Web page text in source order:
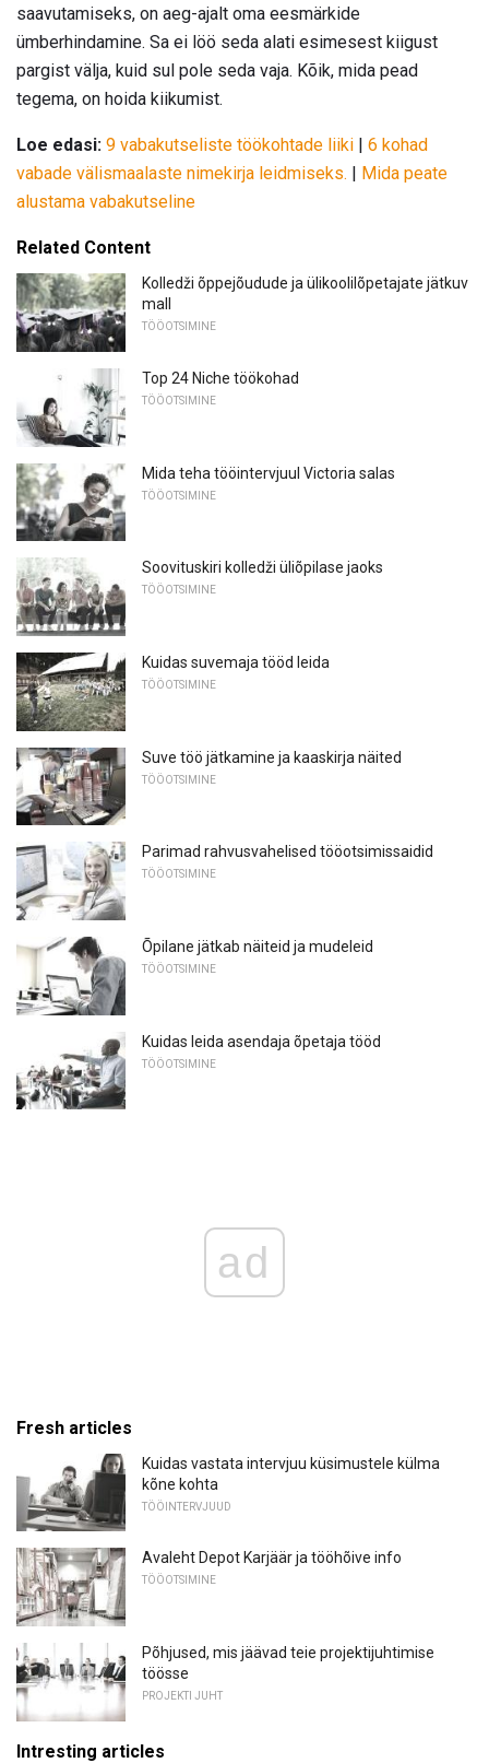
saavutamiseks, on aeg-ajalt oma eesmärkide
ümberhindamine. Sa ei löö seda alati esimesest kiigust
pargist välja, kuid sul pole seda vaja. Kõik, mida pead
tegema, on hoida kiikumist.
Loe edasi: 9 vabakutseliste töökohtade liiki
6 kohad
vabade välismaalaste nimekirja leidmiseks.
Mida peate
alustama vabakutseline
Related Content
Kolledži õppejõudude ja ülikoolilõpetajate jätkuv
mall
TÖÖOTSIMINE
Top 24 Niche töökohad
TÖÖOTSIMINE
Mida teha tööintervjuul Victoria salas
TÖÖOTSIMINE
Soovituskiri kolledži üliõpilase jaoks
TÖÖOTSIMINE
Kuidas suvemaja tööd leida
TÖÖOTSIMINE
Suve töö jätkamine ja kaaskirja näited
TÖÖOTSIMINE
Parimad rahvusvahelised tööotsimissaidid
TÖÖOTSIMINE
Õpilane jätkab näiteid ja mudeleid
TÖÖOTSIMINE
Kuidas leida asendaja õpetaja tööd
TÖÖOTSIMINE
ad
Fresh articles
Kuidas vastata intervjuu küsimustele külma
kõne kohta
TÖÖINTERVJUUD
Avaleht Depot Karjäär ja tööhõive info
TÖÖOTSIMINE
Põhjused, mis jäävad teie projektijuhtimise
töösse
PROJEKTI JUHT
Intresting articles